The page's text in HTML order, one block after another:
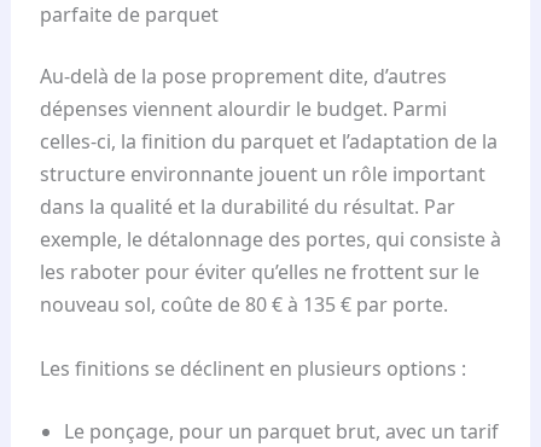
parfaite de parquet
Au-delà de la pose proprement dite, d’autres
dépenses viennent alourdir le budget. Parmi
celles-ci, la finition du parquet et l’adaptation de la
structure environnante jouent un rôle important
dans la qualité et la durabilité du résultat. Par
exemple, le détalonnage des portes, qui consiste à
les raboter pour éviter qu’elles ne frottent sur le
nouveau sol, coûte de 80 € à 135 € par porte.
Les finitions se déclinent en plusieurs options :
Le ponçage, pour un parquet brut, avec un tarif